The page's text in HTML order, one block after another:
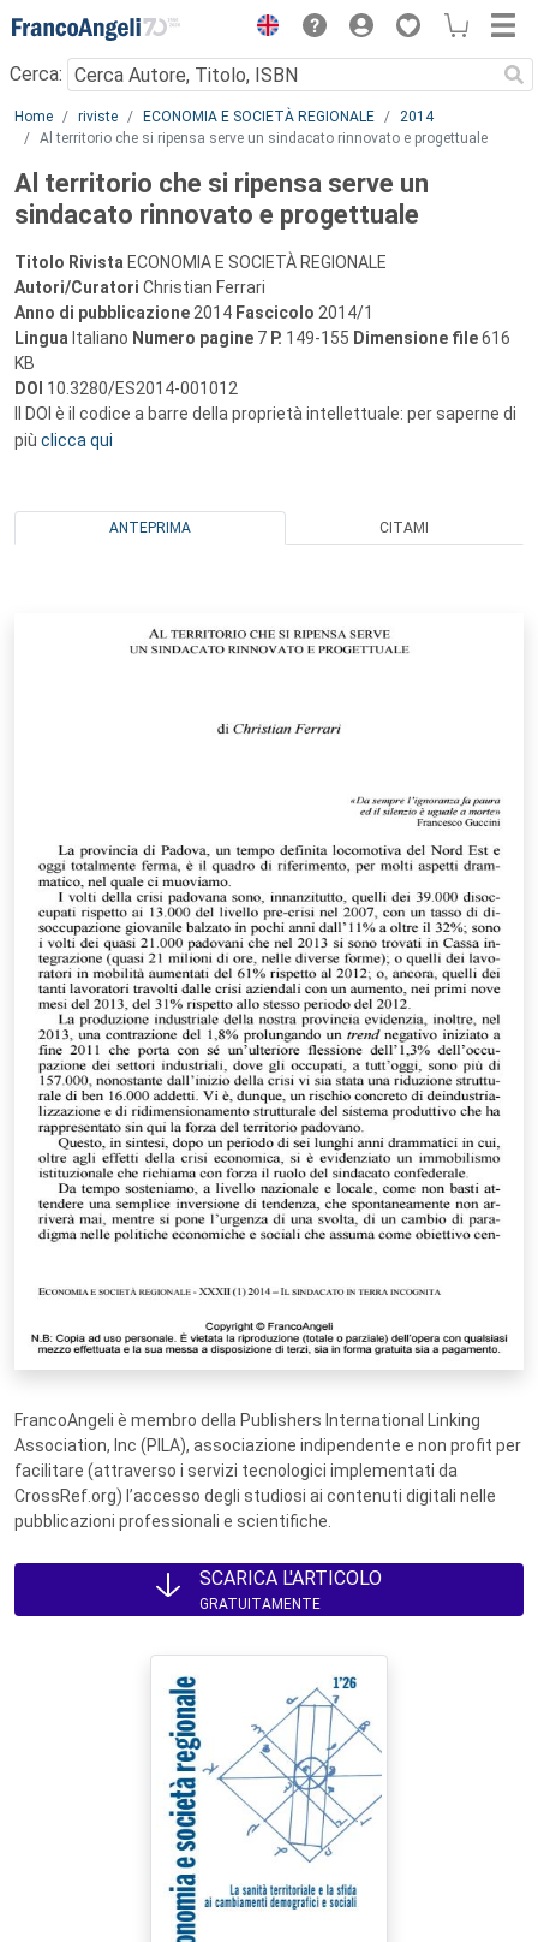
Menu
Cerca:
Main content
Home riviste ECONOMIA E SOCIETÀ REGIONALE
2014
Al territorio che si ripensa serve un sindacato rinnovato e progettuale
Al territorio che si ripensa serve un
sindacato rinnovato e progettuale
Titolo Rivista ECONOMIA E SOCIETÀ REGIONALE
Autori/Curatori Christian Ferrari
Anno di pubblicazione 2014 Fascicolo 2014/1
Lingua Italiano Numero pagine 7 P. 149-155 Dimensione file616
KB
DOI 10.3280/ES2014-001012
Il DOI è il codice a barre della proprietà intellettuale: per saperne di
più clicca qui
ANTEPRIMA CITAMI
FrancoAngeli è membro della Publishers International Linking
Association, Inc (PILA), associazione indipendente e non profit per
facilitare (attraverso i servizi tecnologici implementati da
CrossRef.org) l’accesso degli studiosi ai contenuti digitali nelle
pubblicazioni professionali e scientifiche.
SCARICA L'ARTICOLO
GRATUITAMENTE